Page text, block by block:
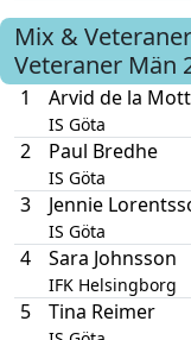
Mix &
Veteraner Män
1
Arvid de la
IS Göta
2 Paul Bredhe
IS Göta
3 Jennie
IS Göta
4 Sara Johnsson
IFK Helsingborg
5 Tina Reimer